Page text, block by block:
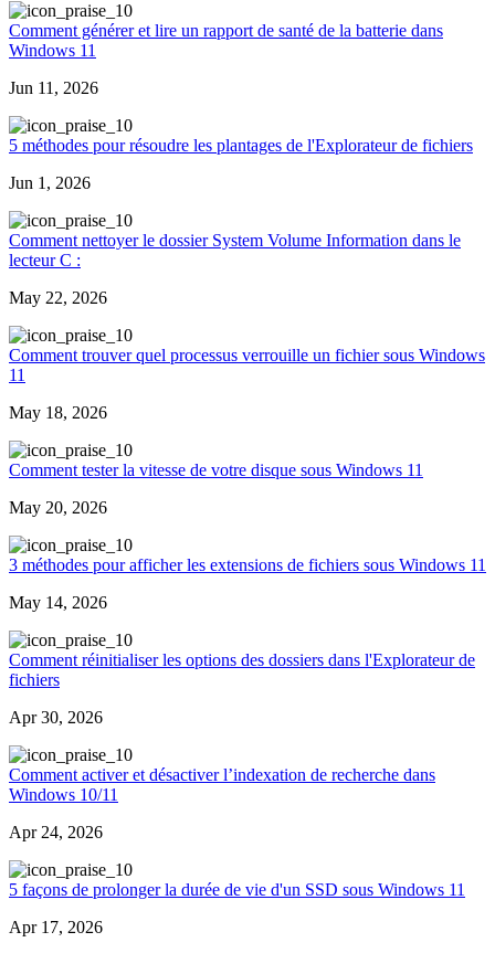
0
Comment générer et lire un rapport de santé de la batterie dans
Windows 11
Jun 11, 2026
0
5 méthodes pour résoudre les plantages de l'Explorateur de fichiers
Jun 1, 2026
0
Comment nettoyer le dossier System Volume Information dans le
lecteur C :
May 22, 2026
0
Comment trouver quel processus verrouille un fichier sous Windows
11
May 18, 2026
0
Comment tester la vitesse de votre disque sous Windows 11
May 20, 2026
0
3 méthodes pour afficher les extensions de fichiers sous Windows 11
May 14, 2026
0
Comment réinitialiser les options des dossiers dans l'Explorateur de
fichiers
Apr 30, 2026
0
Comment activer et désactiver l’indexation de recherche dans
Windows 10/11
Apr 24, 2026
0
5 façons de prolonger la durée de vie d'un SSD sous Windows 11
Apr 17, 2026